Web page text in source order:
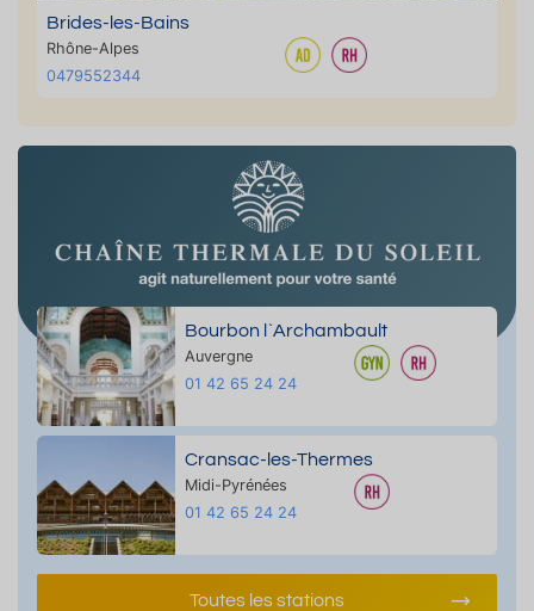
Brides-les-Bains
Rhône-Alpes
0479552344
Bourbon l`Archambault
Auvergne
01 42 65 24 24
Cransac-les-Thermes
Midi-Pyrénées
01 42 65 24 24
Toutes les stations